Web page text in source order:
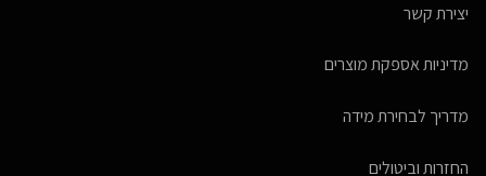
יצירת קשר
מדיניות אספקת מוצרים
מדריך לבחירת מידה
החזרות וביטולים